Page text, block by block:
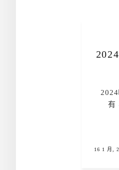
有
16 1 月,